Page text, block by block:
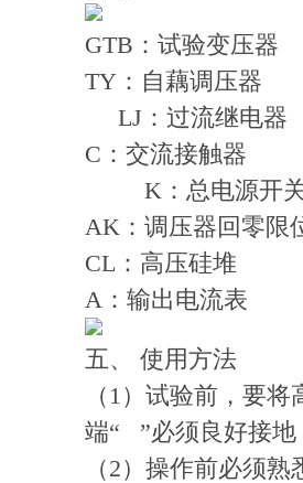
GTB：试验变
TY：自藕调
LJ：过流继电
C：交流接触
K：总电源开
AK：调压器回零
CL：高压硅
A：输出电流
五、 使用方法
（1）试验前，要
端“ ”必须良好接地
（2）操作前必须